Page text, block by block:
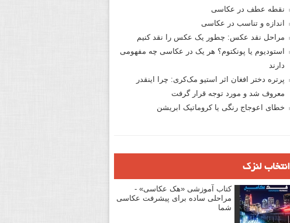
نقطه عطف در عکاسی
اندازه و تناسب در عکاسی
مراحل نقد عکس: چطور یک عکس را نقد کنیم
استودیوم یا پونکتوم؟ هر یک در عکاسی چه مفهومی
دارند
پرتره دختر افغان اثر استیو مک‌کری: چرا اینقدر
معروف شد و مورد توجه قرار گرفت
خطای اعوجاج رنگی یا کروماتیک ابریشن
انتخاب لنزک
کتاب آموزشی «هک عکاسی» -
مراحلی ساده برای پیشرفت عکاسی
شما